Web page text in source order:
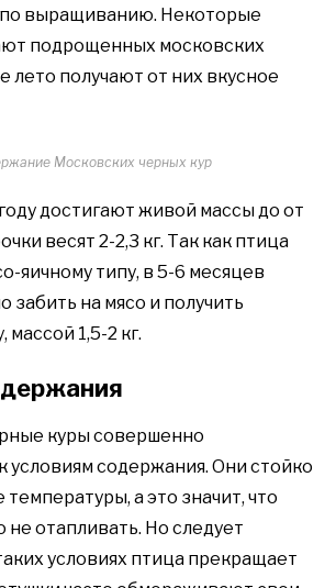
выращиванию. Некоторые
подрощенных московских
лето получают от них вкусное
Московских черных кур
достигают живой массы до от
весят 2-2,3 кг. Так как птица
яичному типу, в 5-6 месяцев
забить на мясо и получить
массой 1,5-2 кг.
куры совершенно
условиям содержания. Они стойко
а это значит, что
не отапливать. Но следует
условиях птица прекращает